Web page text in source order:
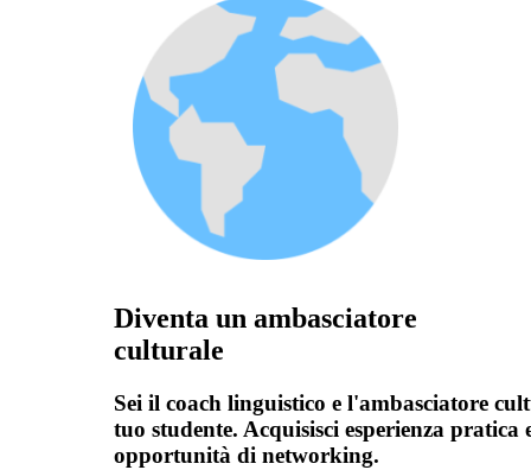
Diventa un ambasciatore
culturale
Sei il coach linguistico e l'ambasciatore
tuo studente. Acquisisci esperienza pratica
opportunità di networking.